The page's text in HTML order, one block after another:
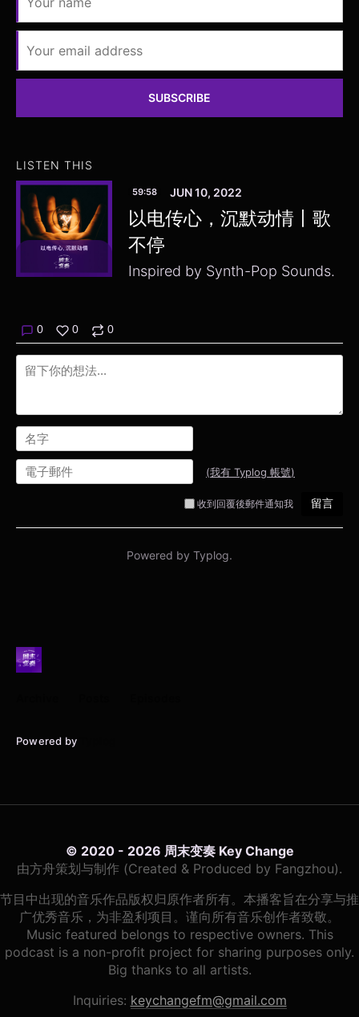
SUBSCRIBE
LISTEN THIS
59:58 JUN 10, 2022
以电传心，沉默动情丨歌
不停
Inspired by Synth-Pop Sounds.
Powered by
© 2020 - 2026 周末变奏 Key Change
由方舟策划与制作 (Created & Produced by Fangzhou).
节目中出现的音乐作品版权归原作者所有。本播客旨在分享与推
广优秀音乐，为非盈利项目。谨向所有音乐创作者致敬。
Music featured belongs to respective owners. This
podcast is a non-profit project for sharing purposes only.
Big thanks to all artists.
Inquiries: keychangefm@gmail.com